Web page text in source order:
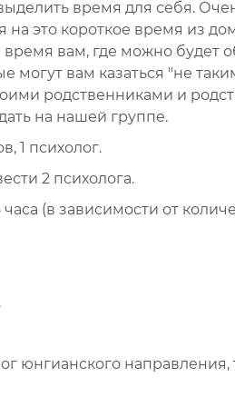
время для себя.
на это короткое время из
время вам, где можно будет
могут вам казаться "не
родственниками и
на нашей группе.
1 психолог.
2 психолога.
(в зависимости от
юнгианского направления,